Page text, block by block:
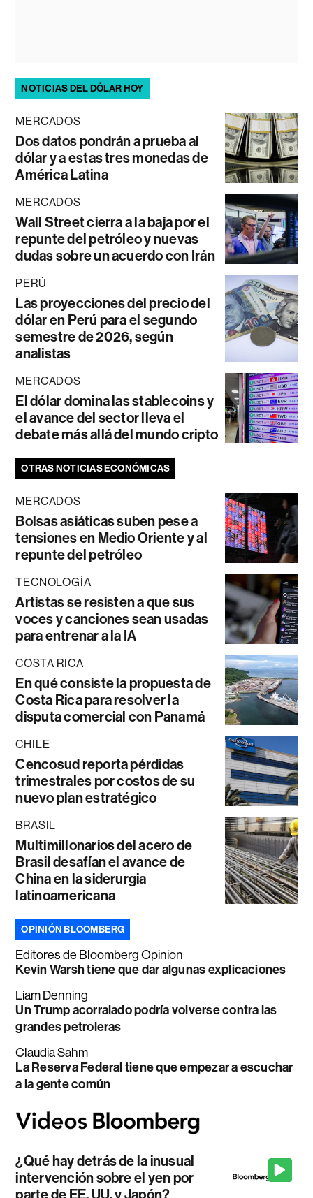
NOTICIAS DEL DÓLAR HOY
MERCADOS
Dos datos pondrán a prueba al
dólar y a estas tres monedas de
América Latina
MERCADOS
Wall Street cierra a la baja por el
repunte del petróleo y nuevas
dudas sobre un acuerdo con Irán
PERÚ
Las proyecciones del precio del
dólar en Perú para el segundo
semestre de 2026, según
analistas
MERCADOS
El dólar domina las stablecoins y
el avance del sector lleva el
debate más allá del mundo cripto
OTRAS NOTICIAS ECONÓMICAS
MERCADOS
Bolsas asiáticas suben pese a
tensiones en Medio Oriente y al
repunte del petróleo
TECNOLOGÍA
Artistas se resisten a que sus
voces y canciones sean usadas
para entrenar a la IA
COSTA RICA
En qué consiste la propuesta de
Costa Rica para resolver la
disputa comercial con Panamá
CHILE
Cencosud reporta pérdidas
trimestrales por costos de su
nuevo plan estratégico
BRASIL
Multimillonarios del acero de
Brasil desafían el avance de
China en la siderurgia
latinoamericana
OPINIÓN BLOOMBERG
Editores de Bloomberg Opinion
Kevin Warsh tiene que dar algunas explicaciones
Liam Denning
Un Trump acorralado podría volverse contra las
grandes petroleras
Claudia Sahm
La Reserva Federal tiene que empezar a escuchar
a la gente común
¿Qué hay detrás de la inusual
intervención sobre el yen por
parte de EE. UU. y Japón?